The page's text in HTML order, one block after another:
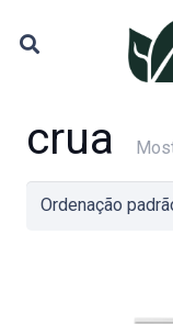
crua